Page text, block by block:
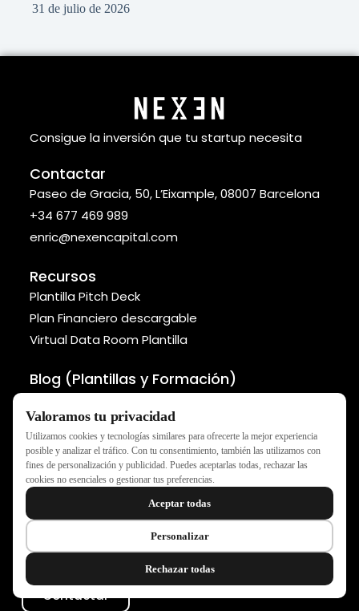
Valoramos tu privacidad
Utilizamos cookies y tecnologías similares para ofrecerte la mejor experiencia
posible y analizar el tráfico. Con tu consentimiento, también las utilizamos con
fines de personalización y publicidad. Puedes aceptarlas todas, rechazar las
cookies no esenciales o gestionar tus preferencias.
Personalizar
Rechazar todas
Aceptar todas
31 de julio de 2026
Consigue la inversión que tu startup necesita
Contactar
Paseo de Gracia, 50, L’Eixample, 08007 Barcelona
+34 677 469 989
enric@nexencapital.com
Recursos
Plantilla Pitch Deck
Plan Financiero descargable
Virtual Data Room Plantilla
Blog (Plantillas y Formación)
Lista de 150 Business Angels
Cómo calcular el TAM, SAM y SOM
Métodos para valorar tu startup
NEXEN - Todos los derechos reservados ®
Declaración de accesibilidad
Política de Cookies
Contactar